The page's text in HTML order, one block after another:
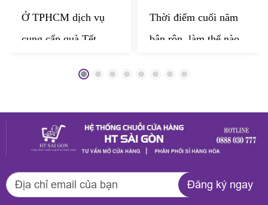
Ở TPHCM dịch vụ
cung cấp quà Tết
nghiệp của HT Sài
công ty tin chọn mỗi
dịp cuối năm. Đến
doanh nghiệp có thể
Thời điểm cuối năm
bận rộn, làm thế nào
người thân, bạn bè,
đối tác? HT Sài Gòn
quận 9 quà Tết trọn
Đăng ký ngay